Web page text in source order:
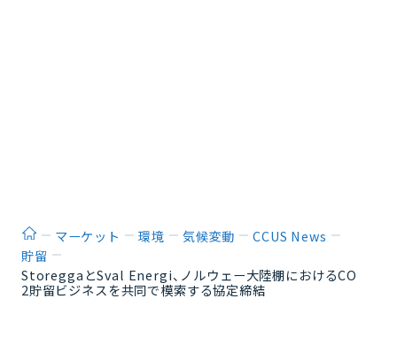
ホームマーケット 環境 気候変動
CCUS News
貯留
StoreggaとSval Energi、ノルウェー大陸棚におけるCO
2貯留ビジネスを共同で模索する協定締結